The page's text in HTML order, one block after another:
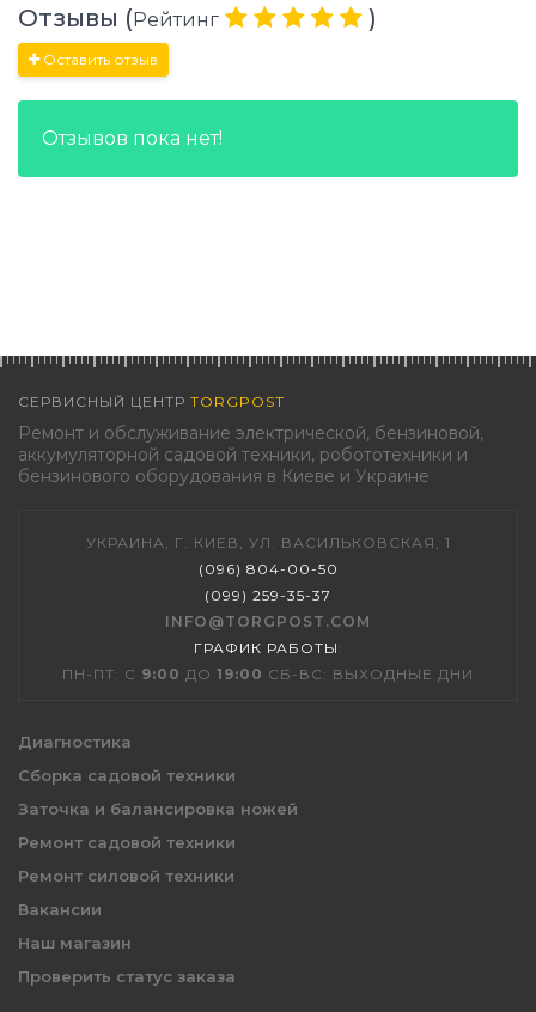
Отзывы ( Рейтинг )
Оставить отзыв
Отзывов пока нет!
СЕРВИСНЫЙ ЦЕНТР TORGPOST
Ремонт и обслуживание электрической, бензиновой,
аккумуляторной садовой техники, робототехники и
бензинового оборудования в Киеве и Украине
УКРАИНА, Г. КИЕВ, УЛ. ВАСИЛЬКОВСКАЯ, 1
(096) 804-00-50
(099) 259-35-37
INFO@TORGPOST.COM
ГРАФИК РАБОТЫ :
ПН-ПТ: С 9:00 ДО 19:00 СБ-ВС: ВЫХОДНЫЕ ДНИ
Диагностика
Сборка садовой техники
Заточка и балансировка ножей
Ремонт садовой техники
Ремонт силовой техники
Вакансии
Наш магазин
Проверить статус заказа